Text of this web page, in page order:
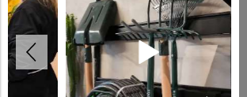
Наш самый популярный крюк
подходит для длрат, граблей и
другого садового инвентаря. Этот
На рейлинги
крюки.
салфетница с